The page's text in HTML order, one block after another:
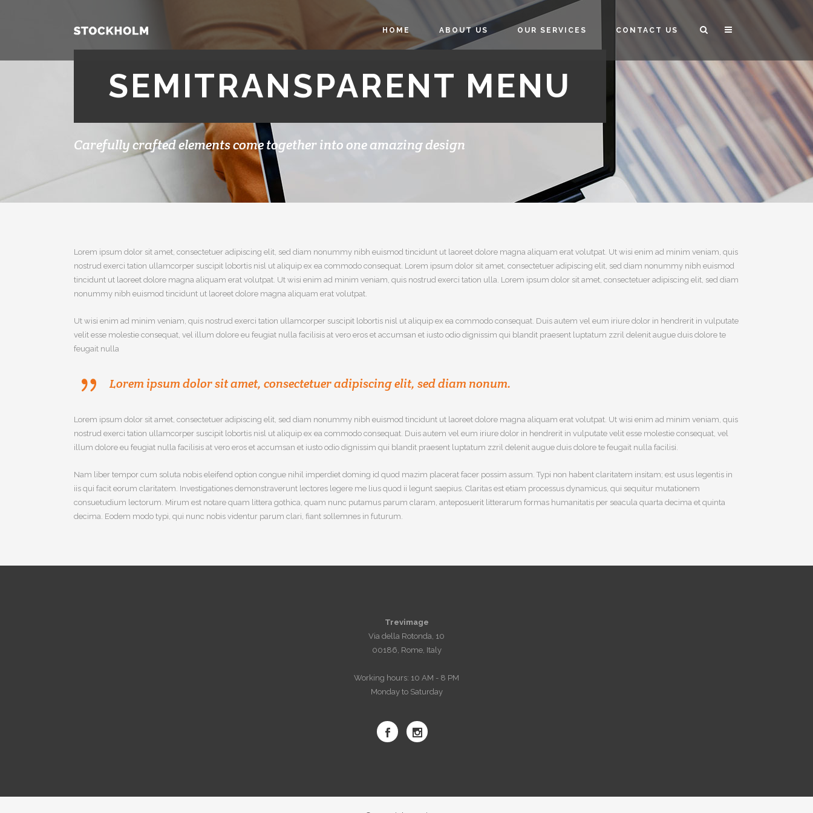
HOME ABOUT US OUR SERVICES CONTACT US
SEMITRANSPARENT MENU
Carefully crafted elements come together into one amazing design
Lorem ipsum dolor sit amet, consectetuer adipiscing elit, sed diam nonummy nibh euismod tincidunt ut laoreet dolore magna aliquam erat volutpat. Ut wisi enim ad minim veniam, quis
nostrud exerci tation ullamcorper suscipit lobortis nisl ut aliquip ex ea commodo consequat. Lorem ipsum dolor sit amet, consectetuer adipiscing elit, sed diam nonummy nibh euismod
tincidunt ut laoreet dolore magna aliquam erat volutpat. Ut wisi enim ad minim veniam, quis nostrud exerci tation ulla. Lorem ipsum dolor sit amet, consectetuer adipiscing elit, sed diam
nonummy nibh euismod tincidunt ut laoreet dolore magna aliquam erat volutpat.
Ut wisi enim ad minim veniam, quis nostrud exerci tation ullamcorper suscipit lobortis nisl ut aliquip ex ea commodo consequat. Duis autem vel eum iriure dolor in hendrerit in vulputate
velit esse molestie consequat, vel illum dolore eu feugiat nulla facilisis at vero eros et accumsan et iusto odio dignissim qui blandit praesent luptatum zzril delenit augue duis dolore te
feugait nulla
Lorem ipsum dolor sit amet, consectetuer adipiscing elit, sed diam nonum.
Lorem ipsum dolor sit amet, consectetuer adipiscing elit, sed diam nonummy nibh euismod tincidunt ut laoreet dolore magna aliquam erat volutpat. Ut wisi enim ad minim veniam, quis
nostrud exerci tation ullamcorper suscipit lobortis nisl ut aliquip ex ea commodo consequat. Duis autem vel eum iriure dolor in hendrerit in vulputate velit esse molestie consequat, vel
illum dolore eu feugiat nulla facilisis at vero eros et accumsan et iusto odio dignissim qui blandit praesent luptatum zzril delenit augue duis dolore te feugait nulla facilisi.
Nam liber tempor cum soluta nobis eleifend option congue nihil imperdiet doming id quod mazim placerat facer possim assum. Typi non habent claritatem insitam; est usus legentis in
iis qui facit eorum claritatem. Investigationes demonstraverunt lectores legere me lius quod ii legunt saepius. Claritas est etiam processus dynamicus, qui sequitur mutationem
consuetudium lectorum. Mirum est notare quam littera gothica, quam nunc putamus parum claram, anteposuerit litterarum formas humanitatis per seacula quarta decima et quinta
decima. Eodem modo typi, qui nunc nobis videntur parum clari, fiant sollemnes in futurum.
Trevimage
Via della Rotonda, 10
00186, Rome, Italy
Working hours: 10 AM - 8 PM
Monday to Saturday